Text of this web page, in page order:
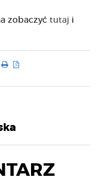
zobaczyć tutaj i